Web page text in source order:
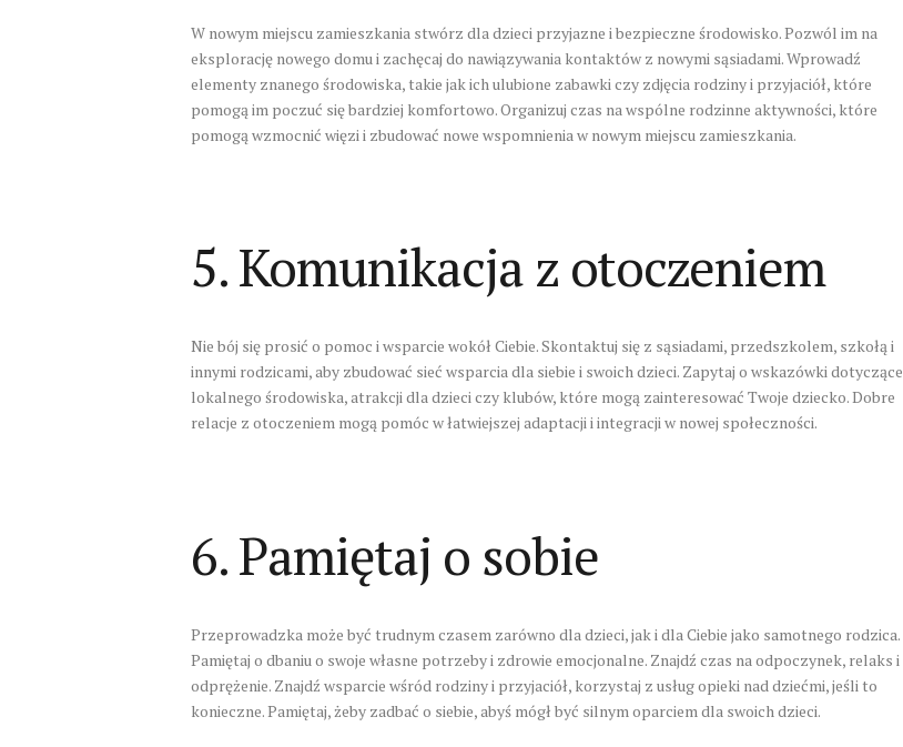
W nowym miejscu zamieszkania stwórz dla dzieci przyjazne i bezpieczne środowisko. Pozwól im na
eksplorację nowego domu i zachęcaj do nawiązywania kontaktów z nowymi sąsiadami. Wprowadź
elementy znanego środowiska, takie jak ich ulubione zabawki czy zdjęcia rodziny i przyjaciół, które
pomogą im poczuć się bardziej komfortowo. Organizuj czas na wspólne rodzinne aktywności, które
pomogą wzmocnić więzi i zbudować nowe wspomnienia w nowym miejscu zamieszkania.
5. Komunikacja z otoczeniem
Nie bój się prosić o pomoc i wsparcie wokół Ciebie. Skontaktuj się z sąsiadami, przedszkolem, szkołą i
innymi rodzicami, aby zbudować sieć wsparcia dla siebie i swoich dzieci. Zapytaj o wskazówki dotyczące
lokalnego środowiska, atrakcji dla dzieci czy klubów, które mogą zainteresować Twoje dziecko. Dobre
relacje z otoczeniem mogą pomóc w łatwiejszej adaptacji i integracji w nowej społeczności.
6. Pamiętaj o sobie
Przeprowadzka może być trudnym czasem zarówno dla dzieci, jak i dla Ciebie jako samotnego rodzica.
Pamiętaj o dbaniu o swoje własne potrzeby i zdrowie emocjonalne. Znajdź czas na odpoczynek, relaks i
odprężenie. Znajdź wsparcie wśród rodziny i przyjaciół, korzystaj z usług opieki nad dziećmi, jeśli to
konieczne. Pamiętaj, żeby zadbać o siebie, abyś mógł być silnym oparciem dla swoich dzieci.